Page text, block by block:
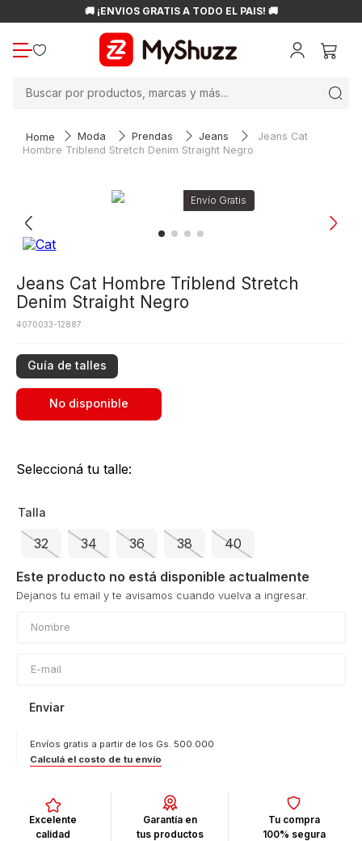
🚚 ¡ENVÍOS GRATIS A TODO EL PAÍS! 🚚
Moda Prendas Jeans
Jeans Cat
Hombre Triblend Stretch Denim Straight Negro
Jeans Cat Hombre Triblend Stretch
Denim Straight Negro
4070033-12887
Guía de talles
No disponible
Seleccioná tu talle:
Talla
32 34 36 38 40
Este producto no está disponible actualmente
Enviar
Envíos gratis a partir de los Gs. 500.000
Calculá el costo de tu envío
Excelente
calidad
Garantía en
tus productos
Tu compra
100% segura